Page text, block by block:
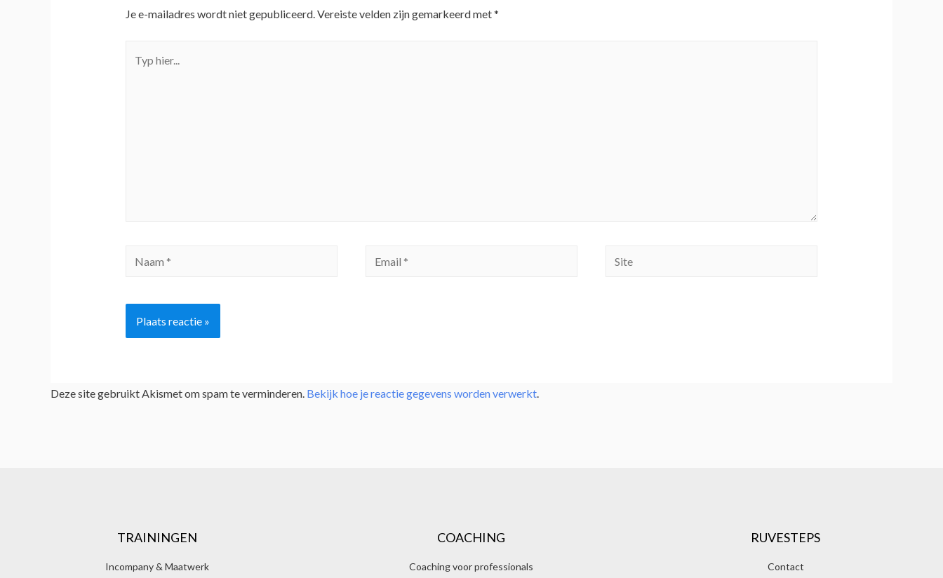
Je e-mailadres wordt niet gepubliceerd. Vereiste velden zijn gemarkeerd met*
Deze site gebruikt Akismet om spam te verminderen. Bekijk hoe je reactie gegevens worden verwerkt
TRAININGEN
Incompany & Maatwerk
COACHING
Coaching voor professionals
RUVESTEPS
Contact